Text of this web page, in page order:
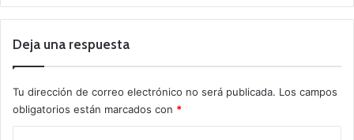
Deja una respuesta
Tu dirección de correo electrónico no será publicada. Los campos
obligatorios están marcados con *